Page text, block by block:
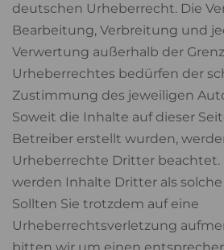
deutschen Urheberrecht. Die
Bearbeitung, Verbreitung und
Verwertung außerhalb der
Urheberrechtes bedürfen der
Zustimmung des jeweiligen
Soweit die Inhalte auf dieser
Betreiber erstellt wurden,
Urheberrechte Dritter beachtet.
werden Inhalte Dritter als
Sollten Sie trotzdem auf eine
Urheberrechtsverletzung